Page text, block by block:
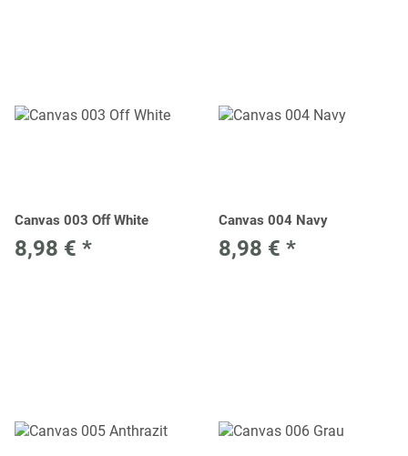
Canvas 003 Off White
8,98 € *
Canvas 004 Navy
8,98 € *